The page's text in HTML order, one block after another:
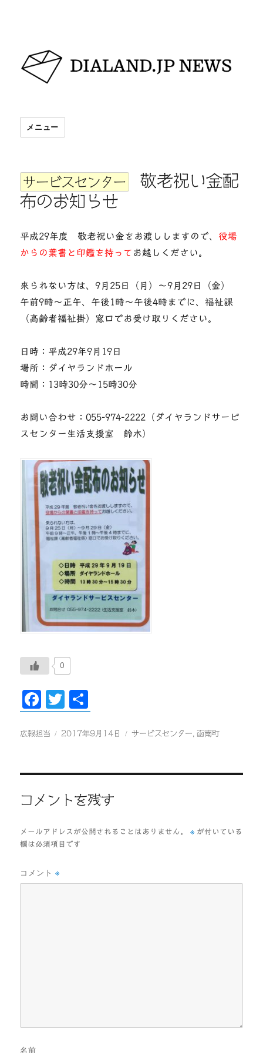
DIALAND.JP NEWS
メニュー
サービスセンター
敬老祝い金配
布のお知らせ
平成29年度 敬老祝い金をお渡ししますので、役場
からの葉書と印鑑を持って お越しください。
来られない方は、9月25日（月）〜9月29日（金）
午前9時〜正午、午後1時〜午後4時までに、福祉課
（高齢者福祉掛）窓口でお受け取りください。
日時：平成29年9月19日
場所：ダイヤランドホール
時間：13時30分〜15時30分
お問い合わせ：055-974-2222（ダイヤランドサービ
スセンター生活支援室 鈴木）
0
F
eb
k
T
tt
投
広報担当
投
2017年9月14日
カ
サービスセンター 函南町
コメントを残す
メールアドレスが公開されることはありません。 ※ が付いている
欄は必須項目です
コメント※
名前